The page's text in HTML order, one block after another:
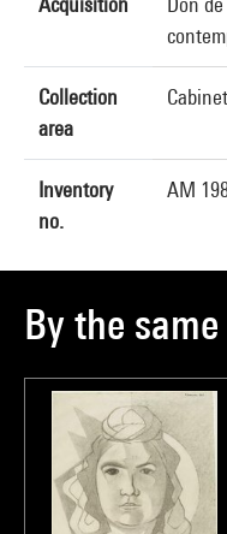
Collection
area
Inventory
no.
AM
By the